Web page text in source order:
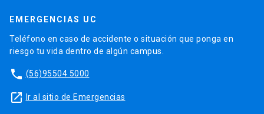
EMERGENCIAS UC
Teléfono en caso de accidente o situación que ponga en
riesgo tu vida dentro de algún campus.
phone (56)95504 5000
launch Ir al sitio de Emergencias